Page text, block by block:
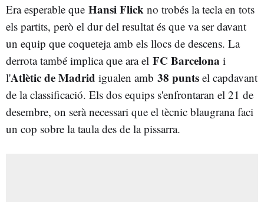
Era esperable que Hansi Flick no trobés la tecla en tots
els partits, però el dur del resultat és que va ser davant
un equip que coqueteja amb els llocs de descens. La
derrota també implica que ara el FC Barcelona i
l'Atlètic de Madrid igualen amb 38 punts el capdavant
de la classificació. Els dos equips s'enfrontaran el 21 de
desembre, on serà necessari que el tècnic blaugrana faci
un cop sobre la taula des de la pissarra.